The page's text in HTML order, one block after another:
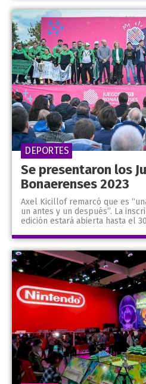
Se presentaron los
Bonaerenses 2023
Axel Kicillof remarcó que es
un antes y un después”. La
edición estará abierta hasta el
DEPORTES